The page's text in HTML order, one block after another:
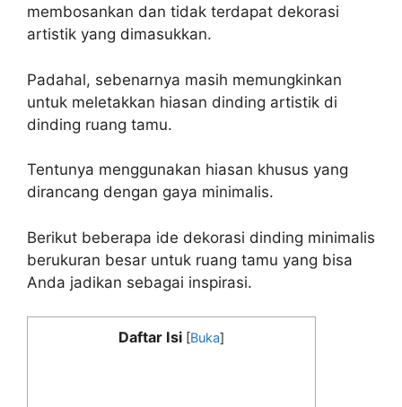
membosankan dan tidak terdapat dekorasi
artistik yang dimasukkan.
Padahal, sebenarnya masih memungkinkan
untuk meletakkan hiasan dinding artistik di
dinding ruang tamu.
Tentunya menggunakan hiasan khusus yang
dirancang dengan gaya minimalis.
Berikut beberapa ide dekorasi dinding minimalis
berukuran besar untuk ruang tamu yang bisa
Anda jadikan sebagai inspirasi.
Daftar Isi [Buka]